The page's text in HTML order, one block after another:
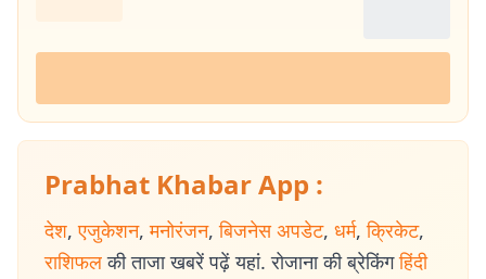
Prabhat Khabar App :
देश, एजुकेशन, मनोरंजन, बिजनेस अपडेट, धर्म, क्रिकेट,
राशिफल की ताजा खबरें पढ़ें यहां. रोजाना की ब्रेकिंग हिंदी